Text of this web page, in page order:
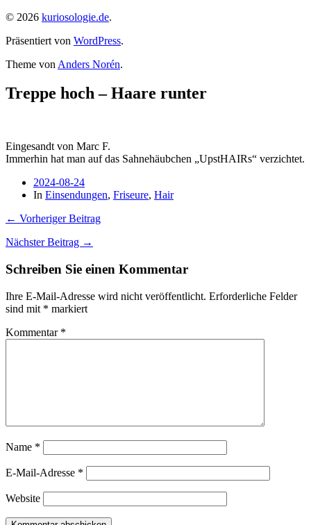
© 2026 kuriosologie.de.
Präsentiert von WordPress.
Theme von Anders Norén.
Treppe hoch – Haare runter
Eingesandt von Marc F.
Immerhin hat man auf das Sahnehäubchen „UpstHAIRs“ verzichtet.
2024-08-24
In Einsendungen, Friseure, Hair
← Vorheriger Beitrag
Nächster Beitrag →
Schreiben Sie einen Kommentar
Ihre E-Mail-Adresse wird nicht veröffentlicht. Erforderliche Felder
sind mit * markiert
Kommentar *
Name *
E-Mail-Adresse *
Website